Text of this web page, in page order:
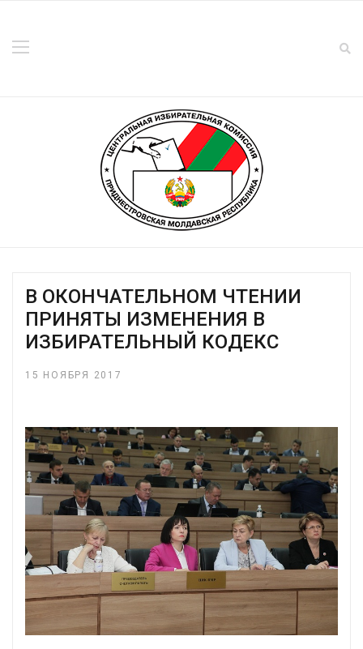
В ОКОНЧАТЕЛЬНОМ ЧТЕНИИ
ПРИНЯТЫ ИЗМЕНЕНИЯ В
ИЗБИРАТЕЛЬНЫЙ КОДЕКС
15 НОЯБРЯ 2017